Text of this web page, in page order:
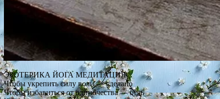
ЭЗОТЕРИКА ЙОГА МЕДИТАЦИЯ
Чтобы укрепить силу воли — сделано
Чтобы избавиться от одиночества — будь